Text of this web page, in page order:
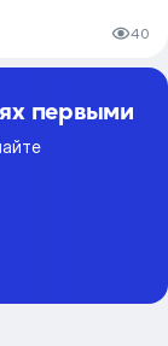
40
первыми